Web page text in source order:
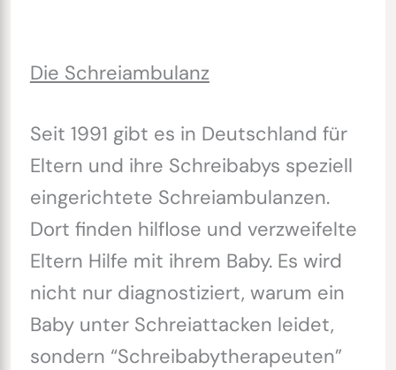
Die Schreiambulanz
Seit 1991 gibt es in Deutschland für
Eltern und ihre Schreibabys speziell
eingerichtete Schreiambulanzen.
Dort finden hilflose und verzweifelte
Eltern Hilfe mit ihrem Baby. Es wird
nicht nur diagnostiziert, warum ein
Baby unter Schreiattacken leidet,
sondern “Schreibabytherapeuten”